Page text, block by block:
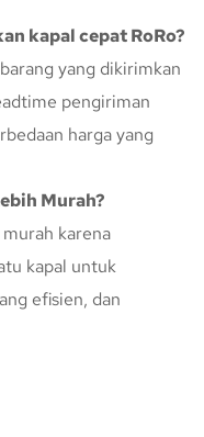
kapal cepat RoRo?
yang dikirimkan
pengiriman
harga yang
Murah?
karena
kapal untuk
efisien, dan